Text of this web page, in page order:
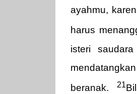
ayahmu,
harus
isteri
beranak.
21